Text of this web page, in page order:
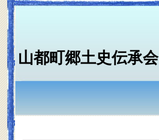
山都町郷土史伝承会